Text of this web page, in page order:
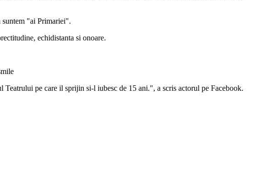
suntem "ai Primariei".
echidistanta si onoare.
pe care il sprijin si-l iubesc de 15 ani.", a scris actorul pe Facebook.